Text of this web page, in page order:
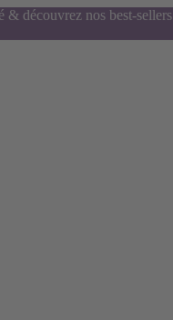
& découvrez nos best-sellers